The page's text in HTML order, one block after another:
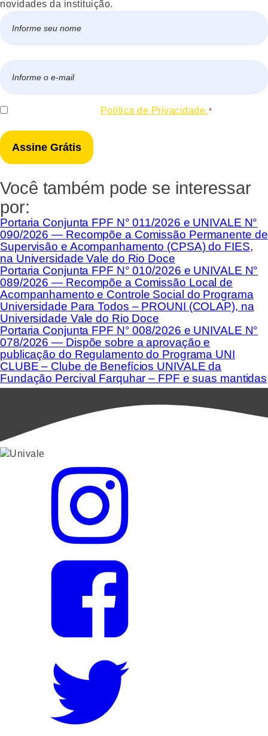
novidades da instituição.
mail
Consentir Política de Privacidade. *
Você também pode se interessar
por:
Portaria Conjunta FPF N° 011/2026 e UNIVALE N°
090/2026 — Recompõe a Comissão Permanente de
Supervisão e Acompanhamento (CPSA) do FIES,
na Universidade Vale do Rio Doce
Portaria Conjunta FPF N° 010/2026 e UNIVALE N°
089/2026 — Recompõe a Comissão Local de
Acompanhamento e Controle Social do Programa
Universidade Para Todos – PROUNI (COLAP), na
Universidade Vale do Rio Doce
Portaria Conjunta FPF N° 008/2026 e UNIVALE N°
078/2026 — Dispõe sobre a aprovação e
publicação do Regulamento do Programa UNI
CLUBE – Clube de Benefícios UNIVALE da
Fundação Percival Farquhar – FPF e suas mantidas